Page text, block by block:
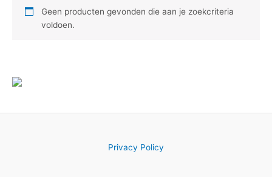
Geen producten gevonden die aan je zoekcriteria
voldoen.
Privacy Policy